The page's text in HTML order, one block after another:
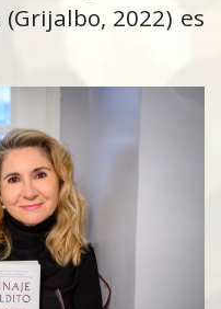
(Grijalbo, 2022) es